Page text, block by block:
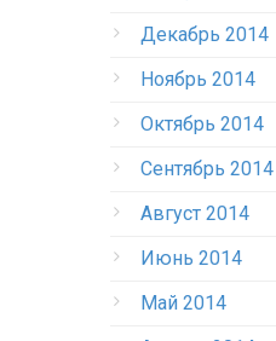
Декабрь 2014
Ноябрь 2014
Октябрь 2014
Сентябрь 2014
Август 2014
Июнь 2014
Май 2014